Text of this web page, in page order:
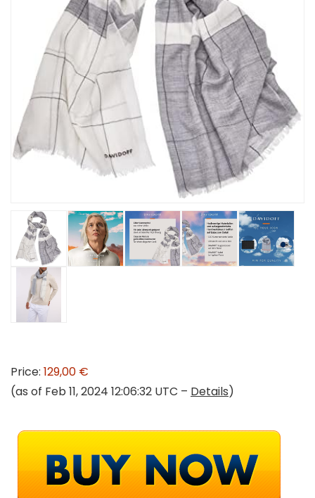
Price: 129,00 €
(as of Feb 11, 2024 12:06:32 UTC – Details)